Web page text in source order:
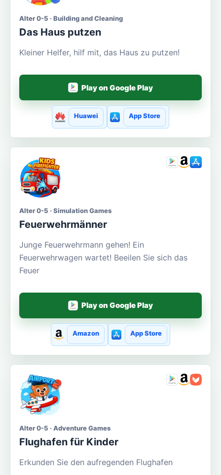
Alter 0-5 · Building and Cleaning
Das Haus putzen
Kleiner Helfer, hilf mit, das Haus zu putzen!
Play on Google Play
Huawei App Store
Alter 0-5 · Simulation Games
Feuerwehrmänner
Junge Feuerwehrmann gehen! Ein
Feuerwehrwagen wartet! Beeilen Sie sich das
Feuer
Play on Google Play
Amazon App Store
Alter 0-5 · Adventure Games
Flughafen für Kinder
Erkunden Sie den aufregenden Flughafen